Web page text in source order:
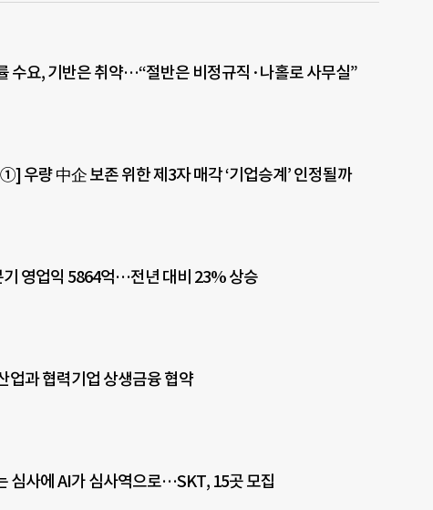
수요, 기반은 취약…“절반은 비정규직·나홀로 사무실”
우량 中企 보존 위한 제3자 매각 ‘기업승계’ 인정될까
기 영업익 5864억…전년 대비 23% 상승
업과 협력기업 상생금융 협약
심사에 AI가 심사역으로…SKT, 15곳 모집